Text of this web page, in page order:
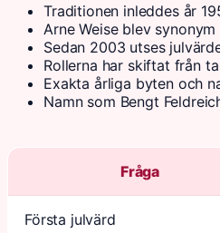
Traditionen inleddes år
Arne Weise blev
Sedan 2003 utses
Rollerna har skiftat från
Exakta årliga byten och
Namn som Bengt
Fråga
Första julvärd